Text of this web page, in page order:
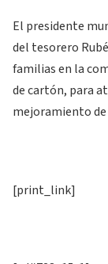
El presidente
del tesorero
familias en la
de cartón, para
mejoramiento de
[print_link]